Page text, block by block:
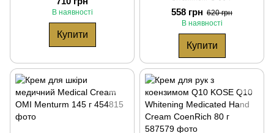
В наявності
Купити
558 грн 620 грн
В наявності
Купити